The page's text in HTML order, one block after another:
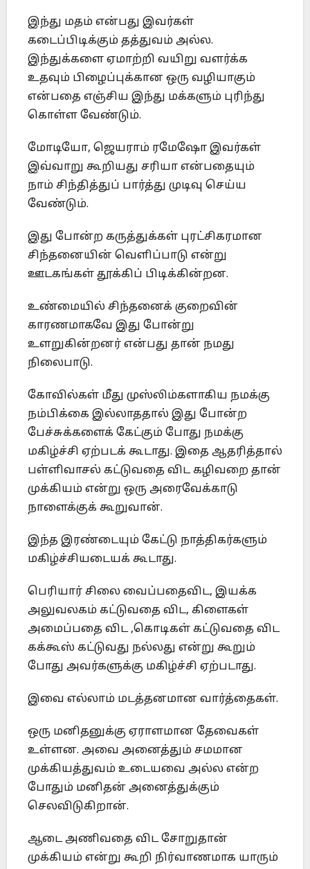
இந்து மதம் என்பது இவர்கள்
கடைப்பிடிக்கும் தத்துவம் அல்ல.
இந்துக்களை ஏமாற்றி வயிறு வளர்க்க
உதவும் பிழைப்புக்கான ஒரு வழியாகும்
என்பதை எஞ்சிய இந்து மக்களும் புரிந்து
கொள்ள வேண்டும்.
மோடியோ, ஜெயராம் ரமேஷோ இவர்கள்
இவ்வாறு கூறியது சரியா என்பதையும்
நாம் சிந்தித்துப் பார்த்து முடிவு செய்ய
வேண்டும்.
இது போன்ற கருத்துக்கள் புரட்சிகரமான
சிந்தனையின் வெளிப்பாடு என்று
ஊடகங்கள் தூக்கிப் பிடிக்கின்றன.
உண்மையில் சிந்தனைக் குறைவின்
காரணமாகவே இது போன்று
உளறுகின்றனர் என்பது தான் நமது
நிலைபாடு.
கோவில்கள் மீது முஸ்லிம்களாகிய நமக்கு
நம்பிக்கை இல்லாததால் இது போன்ற
பேச்சுக்களைக் கேட்கும் போது நமக்கு
மகிழ்ச்சி ஏற்படக் கூடாது. இதை ஆதரித்தால்
பள்ளிவாசல் கட்டுவதை விட கழிவறை தான்
முக்கியம் என்று ஒரு அரைவேக்காடு
நாளைக்குக் கூறுவான்.
இந்த இரண்டையும் கேட்டு நாத்திகர்களும்
மகிழ்ச்சியடையக் கூடாது.
பெரியார் சிலை வைப்பதைவிட, இயக்க
அலுவலகம் கட்டுவதை விட, கிளைகள்
அமைப்பதை விட ,கொடிகள் கட்டுவதை விட
கக்கூஸ் கட்டுவது நல்லது என்று கூறும்
போது அவர்களுக்கு மகிழ்ச்சி ஏற்படாது.
இவை எல்லாம் மடத்தனமான வார்த்தைகள்.
ஒரு மனிதனுக்கு ஏராளமான தேவைகள்
உள்ளன. அவை அனைத்தும் சமமான
முக்கியத்துவம் உடையவை அல்ல என்ற
போதும் மனிதன் அனைத்துக்கும்
செலவிடுகிறான்.
ஆடை அணிவதை விட சோறுதான்
முக்கியம் என்று கூறி நிர்வாணமாக யாரும்